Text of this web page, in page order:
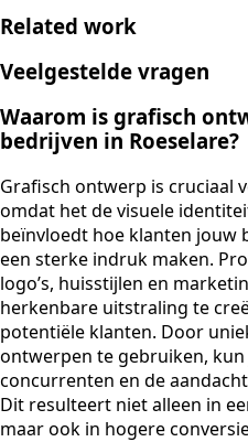
Related work
Veelgestelde vragen
Waarom is grafisch
bedrijven in Roeselare?
Grafisch ontwerp is cruciaal
omdat het de visuele
beïnvloedt hoe klanten jouw
een sterke indruk maken.
logo’s, huisstijlen en
herkenbare uitstraling te
potentiële klanten. Door
ontwerpen te gebruiken,
concurrenten en de
Dit resulteert niet alleen in
maar ook in hogere